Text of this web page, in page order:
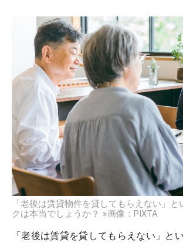
「老後は賃貸物件を貸してもらえない」
クは本当でしょうか？ ※画像：PIXTA
「老後は賃貸を貸してもらえない」と